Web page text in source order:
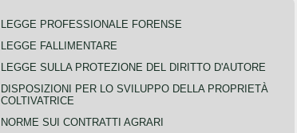
LEGGE PROFESSIONALE FORENSE
LEGGE FALLIMENTARE
LEGGE SULLA PROTEZIONE DEL DIRITTO D'AUTORE
DISPOSIZIONI PER LO SVILUPPO DELLA PROPRIETÀ
COLTIVATRICE
NORME SUI CONTRATTI AGRARI